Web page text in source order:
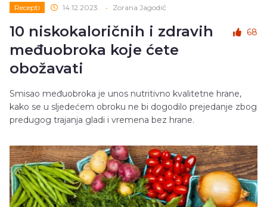
Recepti 14.12.2023. • Zorana Jagodić
10 niskokaloričnih i zdravih
međuobroka koje ćete
obožavati
68
Smisao međuobroka je unos nutritivno kvalitetne hrane,
kako se u sljedećem obroku ne bi dogodilo prejedanje zbog
predugog trajanja gladi i vremena bez hrane.